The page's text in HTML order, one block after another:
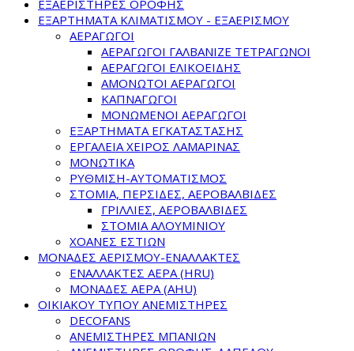
ΕΞΑΕΡΙΣΤΗΡΕΣ ΟΡΟΦΗΣ
ΕΞΑΡΤΗΜΑΤΑ ΚΛΙΜΑΤΙΣΜΟΥ - ΕΞΑΕΡΙΣΜΟΥ
ΑΕΡΑΓΩΓΟΙ
ΑΕΡΑΓΩΓΟΙ ΓΑΛΒΑΝΙΖΕ ΤΕΤΡΑΓΩΝΟΙ
ΑΕΡΑΓΩΓΟΙ ΕΛΙΚΟΕΙΔΗΣ
ΑΜΟΝΩΤΟΙ ΑΕΡΑΓΩΓΟΙ
ΚΑΠΝΑΓΩΓΟΙ
ΜΟΝΩΜΕΝΟΙ ΑΕΡΑΓΩΓΟΙ
ΕΞΑΡΤΗΜΑΤΑ ΕΓΚΑΤΑΣΤΑΣΗΣ
ΕΡΓΑΛΕΙΑ ΧΕΙΡΟΣ ΛΑΜΑΡΙΝΑΣ
ΜΟΝΩΤΙΚΑ
ΡΥΘΜΙΣΗ-ΑΥΤΟΜΑΤΙΣΜΟΣ
ΣΤΟΜΙΑ, ΠΕΡΣΙΔΕΣ, ΑΕΡΟΒΑΛΒΙΔΕΣ
ΓΡΙΛΛΙΕΣ, ΑΕΡΟΒΑΛΒΙΔΕΣ
ΣΤΟΜΙΑ ΑΛΟΥΜΙΝΙΟΥ
ΧΟΑΝΕΣ ΕΣΤΙΩΝ
ΜΟΝΑΔΕΣ ΑΕΡΙΣΜΟΥ-ΕΝΑΛΛΑΚΤΕΣ
ΕΝΑΛΛΑΚΤΕΣ ΑΕΡΑ (HRU)
ΜΟΝΑΔΕΣ ΑΕΡΑ (AHU)
ΟΙΚΙΑΚΟΥ ΤΥΠΟΥ ΑΝΕΜΙΣΤΗΡΕΣ
DECOFANS
ΑΝΕΜΙΣΤΗΡΕΣ ΜΠΑΝΙΩΝ